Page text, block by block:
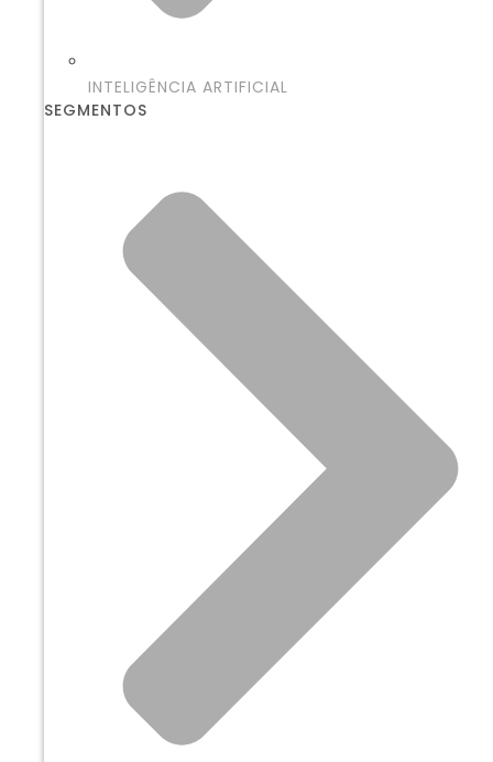
INTELIGÊNCIA ARTIFICIAL
SEGMENTOS